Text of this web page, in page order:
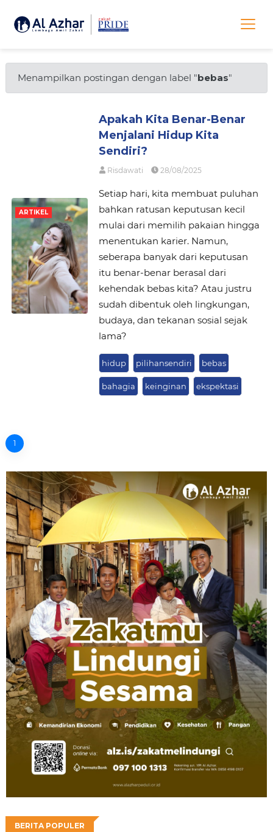
Menampilkan postingan dengan label "bebas"
ARTIKEL
Apakah Kita Benar-Benar
Menjalani Hidup Kita
Sendiri?
Risdawati 28/08/2025
Setiap hari, kita membuat puluhan
bahkan ratusan keputusan kecil
mulai dari memilih pakaian hingga
menentukan karier. Namun,
seberapa banyak dari keputusan
itu benar-benar berasal dari
kehendak bebas kita? Atau justru
sudah dibentuk oleh lingkungan,
budaya, dan tekanan sosial sejak
lama?
hidup pilihansendiri bebas
bahagia keinginan ekspektasi
1
BERITA POPULER